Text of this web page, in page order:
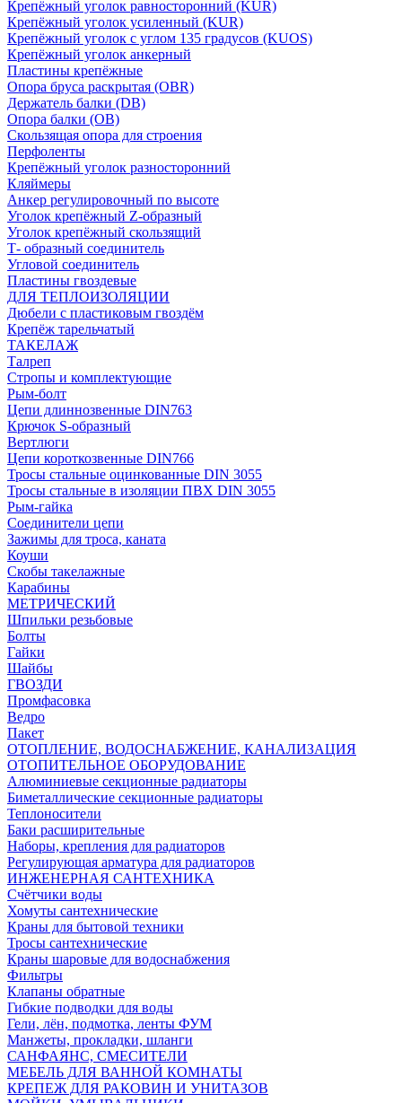
Крепёжный уголок равносторонний (KUR)
Крепёжный уголок усиленный (KUR)
Крепёжный уголок с углом 135 градусов (KUOS)
Крепёжный уголок анкерный
Пластины крепёжные
Опора бруса раскрытая (OBR)
Держатель балки (DB)
Опора балки (ОВ)
Скользящая опора для строения
Перфоленты
Крепёжный уголок разносторонний
Кляймеры
Анкер регулировочный по высоте
Уголок крепёжный Z-образный
Уголок крепёжный скользящий
Т- образный соединитель
Угловой соединитель
Пластины гвоздевые
ДЛЯ ТЕПЛОИЗОЛЯЦИИ
Дюбели с пластиковым гвоздём
Крепёж тарельчатый
ТАКЕЛАЖ
Талреп
Стропы и комплектующие
Рым-болт
Цепи длиннозвенные DIN763
Крючок S-образный
Вертлюги
Цепи короткозвенные DIN766
Тросы стальные оцинкованные DIN 3055
Тросы стальные в изоляции ПВХ DIN 3055
Рым-гайка
Соединители цепи
Зажимы для троса, каната
Коуши
Скобы такелажные
Карабины
МЕТРИЧЕСКИЙ
Шпильки резьбовые
Болты
Гайки
Шайбы
ГВОЗДИ
Промфасовка
Ведро
Пакет
ОТОПЛЕНИЕ, ВОДОСНАБЖЕНИЕ, КАНАЛИЗАЦИЯ
ОТОПИТЕЛЬНОЕ ОБОРУДОВАНИЕ
Алюминиевые секционные радиаторы
Биметаллические секционные радиаторы
Теплоносители
Баки расширительные
Наборы, крепления для радиаторов
Регулирующая арматура для радиаторов
ИНЖЕНЕРНАЯ САНТЕХНИКА
Счётчики воды
Хомуты сантехнические
Краны для бытовой техники
Тросы сантехнические
Краны шаровые для водоснабжения
Фильтры
Клапаны обратные
Гибкие подводки для воды
Гели, лён, подмотка, ленты ФУМ
Манжеты, прокладки, шланги
САНФАЯНС, СМЕСИТЕЛИ
МЕБЕЛЬ ДЛЯ ВАННОЙ КОМНАТЫ
КРЕПЕЖ ДЛЯ РАКОВИН И УНИТАЗОВ